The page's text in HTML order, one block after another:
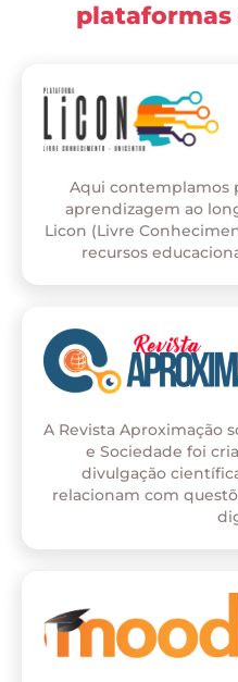
plataformas
Aqui contemplamos
aprendizagem ao
Licon (Livre
recursos
A Revista Aproximação
e Sociedade foi
divulgação
relacionam com